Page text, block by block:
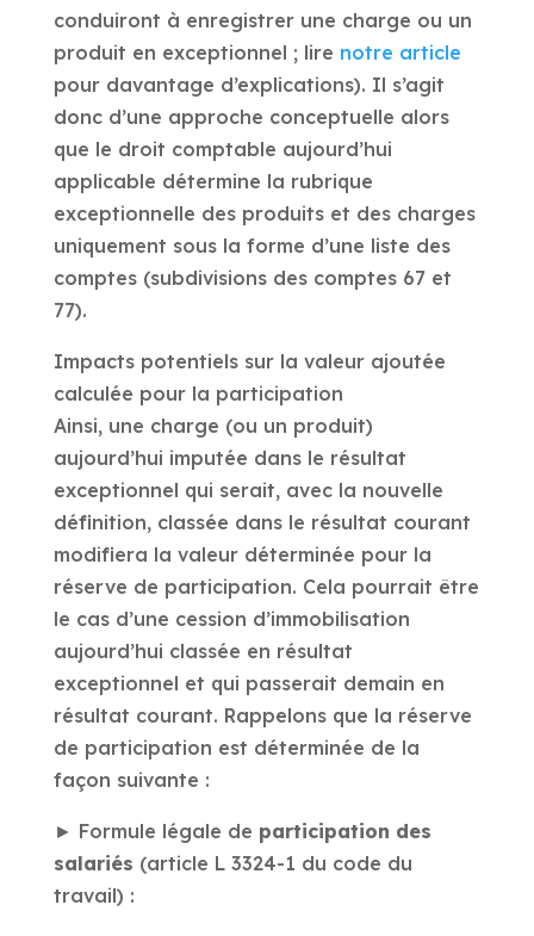
conduiront à enregistrer une charge ou un
produit en exceptionnel ; lire notre article
pour davantage d’explications). Il s’agit
donc d’une approche conceptuelle alors
que le droit comptable aujourd’hui
applicable détermine la rubrique
exceptionnelle des produits et des charges
uniquement sous la forme d’une liste des
comptes (subdivisions des comptes 67 et
77).
Impacts potentiels sur la valeur ajoutée
calculée pour la participation
Ainsi, une charge (ou un produit)
aujourd’hui imputée dans le résultat
exceptionnel qui serait, avec la nouvelle
définition, classée dans le résultat courant
modifiera la valeur déterminée pour la
réserve de participation. Cela pourrait être
le cas d’une cession d’immobilisation
aujourd’hui classée en résultat
exceptionnel et qui passerait demain en
résultat courant. Rappelons que la réserve
de participation est déterminée de la
façon suivante :
► Formule légale de participation des
salariés (article L 3324-1 du code du
travail) :